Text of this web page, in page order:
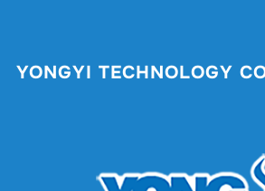
YONGYI TECHNOLOGY